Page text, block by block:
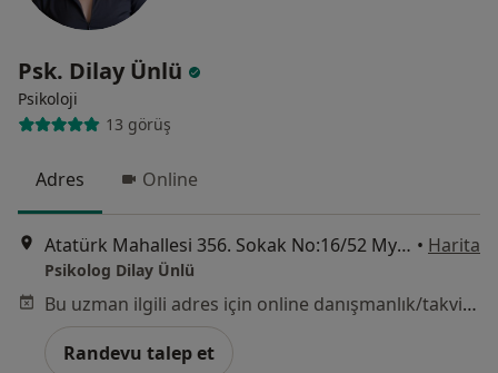
Psk. Dilay Ünlü
Psikoloji
13 görüş
Adres Online
Atatürk Mahallesi 356. Sokak No:16/52 Myvista Office2, Aliağa • Harita
Psikolog Dilay Ünlü
Bu uzman ilgili adres için online danışmanlık/takvim sunmuyor.
Randevu talep et